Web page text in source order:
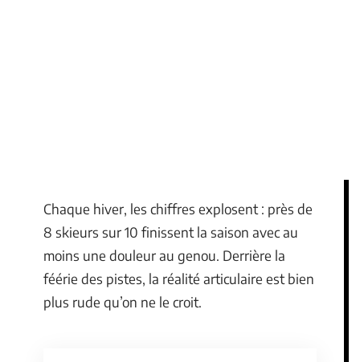
Chaque hiver, les chiffres explosent : près de
8 skieurs sur 10 finissent la saison avec au
moins une douleur au genou. Derrière la
féérie des pistes, la réalité articulaire est bien
plus rude qu’on ne le croit.